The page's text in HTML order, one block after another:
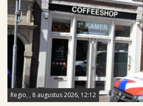
Regio, , 8 augustus 2026, 12:12